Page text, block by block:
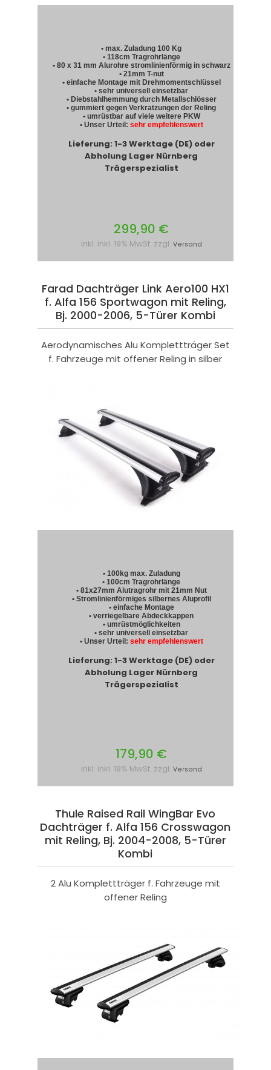
• max. Zuladung 100 Kg
• 118cm Tragrohrlänge
• 80 x 31 mm Alurohre stromlinienförmig in schwarz
• 21mm T-nut
• einfache Montage mit Drehmomentschlüssel
• sehr universell einsetzbar
• Diebstahlhemmung durch Metallschlösser
• gummiert gegen Verkratzungen der Reling
• umrüstbar auf viele weitere PKW
• Unser Urteil: sehr empfehlenswert
Lieferung: 1-3 Werktage (DE) oder
Abholung Lager Nürnberg
Trägerspezialist
299,90 €
inkl. inkl. 19% MwSt. zzgl. Versand
Farad Dachträger Link Aero100 HX1
f. Alfa 156 Sportwagon mit Reling,
Bj. 2000-2006, 5-Türer Kombi
Aerodynamisches Alu Komplettträger Set
f. Fahrzeuge mit offener Reling in silber
• 100kg max. Zuladung
• 100cm Tragrohrlänge
• 81x27mm Alutragrohr mit 21mm Nut
• Stromlinienförmiges silbernes Aluprofil
• einfache Montage
• verriegelbare Abdeckkappen
• umrüstmöglichkeiten
• sehr universell einsetzbar
• Unser Urteil: sehr empfehlenswert
Lieferung: 1-3 Werktage (DE) oder
Abholung Lager Nürnberg
Trägerspezialist
179,90 €
inkl. inkl. 19% MwSt. zzgl. Versand
Thule Raised Rail WingBar Evo
Dachträger f. Alfa 156 Crosswagon
mit Reling, Bj. 2004-2008, 5-Türer
Kombi
2 Alu Komplettträger f. Fahrzeuge mit
offener Reling